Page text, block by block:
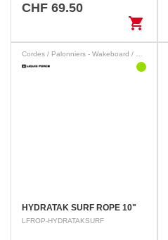
CHF 69.50
shopping_cart
Cordes / Palonniers - Wakeboard / Wakesurf
HYDRATAK SURF ROPE 10"
LFROP-HYDRATAKSURF